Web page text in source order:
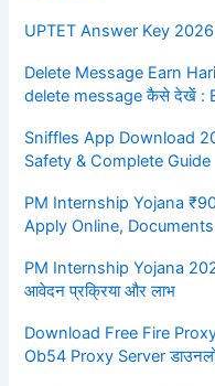
UPTET Answer Key
Delete Message Earn
delete message कैसे देखें :
Sniffles App Download
Safety & Complete Guide
PM Internship Yojana
Apply Online,
PM Internship Yojana
आवेदन प्रक्रिया और लाभ
Download Free Fire
Ob54 Proxy Server